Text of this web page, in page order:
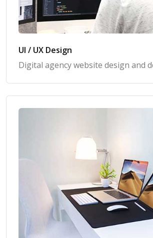
UI / UX Design
Digital agency website design and